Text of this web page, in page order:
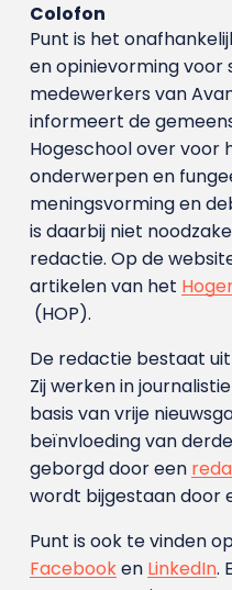
Colofon
Punt is het
en opinievorming voor
medewerkers van
informeert de
Hogeschool over voor
onderwerpen en
meningsvorming en
is daarbij niet
redactie. Op de
artikelen van het
(HOP).
De redactie bestaat
Zij werken in
basis van vrije
beïnvloeding van
geborgd door een
wordt bijgestaan door
Punt is ook te vinden
Facebooken LinkedIn.